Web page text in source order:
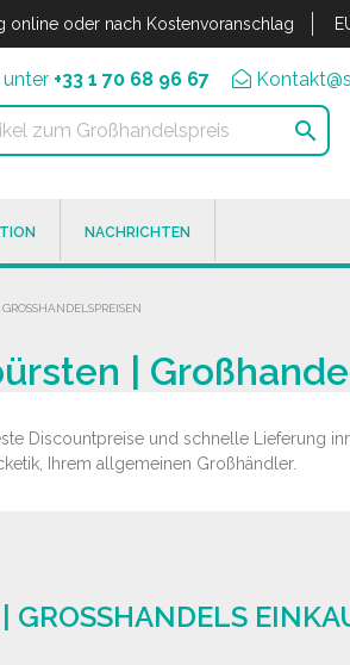
online oder nach Kostenvoranschlag
unter +33 1 70 68 96 67

NACHRICHTEN
|
Discountpreise und schnelle Lieferung
Ihrem allgemeinen Großhändler.